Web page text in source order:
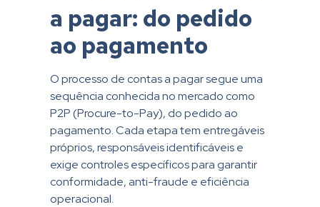
a pagar: do pedido
ao pagamento
O processo de contas a pagar segue uma
sequência conhecida no mercado como
P2P (Procure-to-Pay), do pedido ao
pagamento. Cada etapa tem entregáveis
próprios, responsáveis identificáveis e
exige controles específicos para garantir
conformidade, anti-fraude e eficiência
operacional.